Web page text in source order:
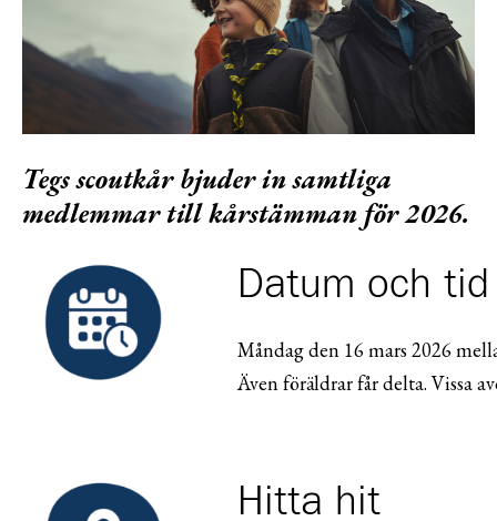
Tegs scoutkår bjuder in samtliga
medlemmar till kårstämman för 2026.
Datum och tid
Måndag den 16 mars 2026
Även föräldrar får delta. Vissa
Hitta hit